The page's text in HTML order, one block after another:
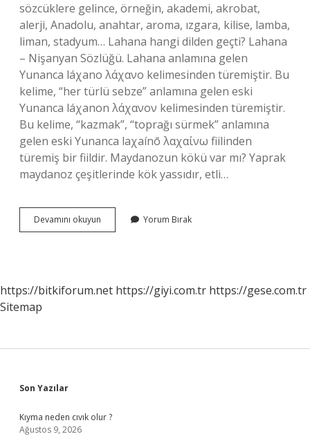
sözcüklere gelince, örneğin, akademi, akrobat,
alerji, Anadolu, anahtar, aroma, ızgara, kilise, lamba,
liman, stadyum… Lahana hangi dilden geçti? Lahana
– Nişanyan Sözlüğü. Lahana anlamına gelen
Yunanca láχano λάχανο kelimesinden türemiştir. Bu
kelime, “her türlü sebze” anlamına gelen eski
Yunanca láχanon λάχανον kelimesinden türemiştir.
Bu kelime, “kazmak”, “toprağı sürmek” anlamına
gelen eski Yunanca laχaínō λαχαίνω fiilinden
türemiş bir fiildir. Maydanozun kökü var mı? Yaprak
maydanoz çeşitlerinde kök yassıdır, etli…
Devamını okuyun Maydanoz
Hangi
Yorum Bırak
https://bitkiforum.net https://giyi.com.tr https://gese.com.tr
Sitemap
Sidebar
Son Yazılar
Kıyma neden cıvık olur ?
Ağustos 9, 2026